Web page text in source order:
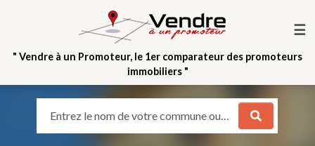
☰
" Vendre à un Promoteur, le 1er comparateur des promoteurs
immobiliers "
Entrez le nom de votre commune ou votre quartier